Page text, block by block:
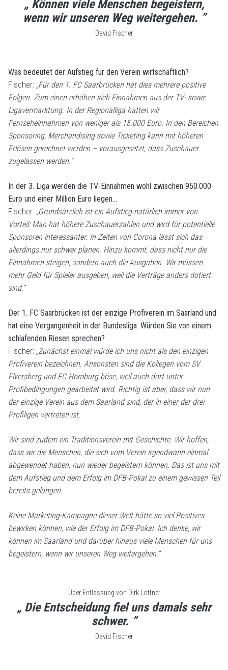
„ Können viele Menschen begeistern,
wenn wir unseren Weg weitergehen. ”
David Fischer
Was bedeutet der Aufstieg für den Verein wirtschaftlich?
Fischer: „Für den 1. FC Saarbrücken hat dies mehrere positive
Folgen. Zum einen erhöhen sich Einnahmen aus der TV- sowie
Ligavermarktung. In der Regionalliga hatten wir
Fernseheinnahmen von weniger als 15.000 Euro. In den Bereichen
Sponsoring, Merchandising sowie Ticketing kann mit höheren
Erlösen gerechnet werden – vorausgesetzt, dass Zuschauer
zugelassen werden.“
In der 3. Liga werden die TV-Einnahmen wohl zwischen 950.000
Euro und einer Million Euro liegen…
Fischer: „Grundsätzlich ist ein Aufstieg natürlich immer von
Vorteil: Man hat höhere Zuschauerzahlen und wird für potentielle
Sponsoren interessanter. In Zeiten von Corona lässt sich das
allerdings nur schwer planen. Hinzu kommt, dass nicht nur die
Einnahmen steigen, sondern auch die Ausgaben. Wir müssen
mehr Geld für Spieler ausgeben, weil die Verträge anders dotiert
sind.“
Der 1. FC Saarbrücken ist der einzige Profiverein im Saarland und
hat eine Vergangenheit in der Bundesliga. Würden Sie von einem
schlafenden Riesen sprechen?
Fischer: „Zunächst einmal würde ich uns nicht als den einzigen
Profiverein bezeichnen. Ansonsten sind die Kollegen vom SV
Elversberg und FC Homburg böse, weil auch dort unter
Profibedingungen gearbeitet wird. Richtig ist aber, dass wir nun
der einzige Verein aus dem Saarland sind, der in einer der drei
Profiligen vertreten ist.
Wir sind zudem ein Traditionsverein mit Geschichte. Wir hoffen,
dass wir die Menschen, die sich vom Verein irgendwann einmal
abgewendet haben, nun wieder begeistern können. Das ist uns mit
dem Aufstieg und dem Erfolg im DFB-Pokal zu einem gewissen Teil
bereits gelungen.
Keine Marketing-Kampagne dieser Welt hätte so viel Positives
bewirken können, wie der Erfolg im DFB-Pokal. Ich denke, wir
können im Saarland und darüber hinaus viele Menschen für uns
begeistern, wenn wir unseren Weg weitergehen.“
Über Entlassung von Dirk Lottner
„ Die Entscheidung fiel uns damals sehr
schwer. ”
David Fischer